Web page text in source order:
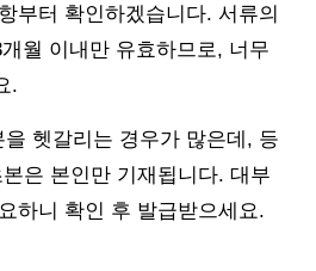
부터 확인하겠습니다. 서류의
월 이내만 유효하므로, 너무
.
헷갈리는 경우가 많은데, 등
은 본인만 기재됩니다. 대부
하니 확인 후 발급받으세요.